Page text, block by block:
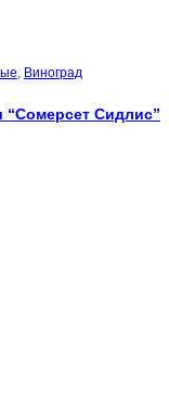
, Виноград
Сидлис”